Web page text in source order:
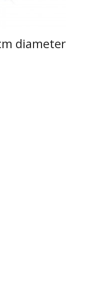
diameter